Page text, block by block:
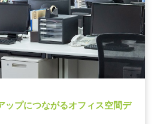
ップにつながるオフィス空間デ